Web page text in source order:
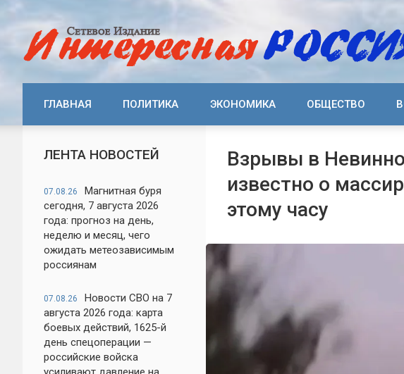
ГЛАВНАЯ ПОЛИТИКА ЭКОНОМИКА ОБЩЕСТВО
ЛЕНТА НОВОСТЕЙ
07.08.26
Магнитная буря
сегодня, 7 августа 2026
года: прогноз на день,
неделю и месяц, чего
ожидать метеозависимым
россиянам
07.08.26
Новости СВО на 7
августа 2026 года: карта
боевых действий, 1625-й
день спецоперации —
российские войска
Взрывы в
известно о
этому часу